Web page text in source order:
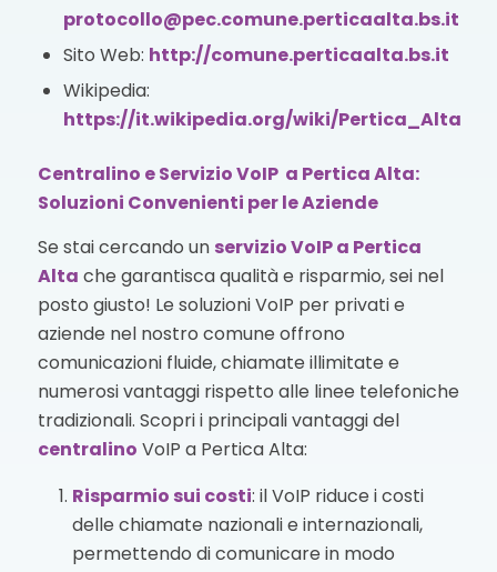
protocollo@pec.comune.perticaalta.bs.it
Sito Web: http://comune.perticaalta.bs.it
Wikipedia:
https://it.wikipedia.org/wiki/Pertica_Alta
Centralino e Servizio VoIP a Pertica Alta:
Soluzioni Convenienti per le Aziende
Se stai cercando un servizio VoIPa Pertica
Alta che garantisca qualità e risparmio, sei nel
posto giusto! Le soluzioni VoIP per privati e
aziende nel nostro comune offrono
comunicazioni fluide, chiamate illimitate e
numerosi vantaggi rispetto alle linee telefoniche
tradizionali. Scopri i principali vantaggi del
centralino VoIP a Pertica Alta:
Risparmio sui costi: il VoIP riduce i costi
delle chiamate nazionali e internazionali,
permettendo di comunicare in modo